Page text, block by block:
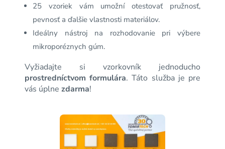
25 vzoriek vám umožní otestovať pružnosť,
pevnosť a ďalšie vlastnosti materiálov.
Ideálny nástroj na rozhodovanie pri výbere
mikroporéznych gúm.
Vyžiadajte si vzorkovník jednoducho
prostredníctvom formulára. Táto služba je pre
vás úplnezdarma!